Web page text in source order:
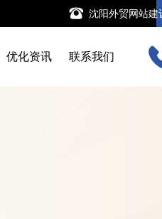
沈阳外贸网站
优化资讯 联系我们